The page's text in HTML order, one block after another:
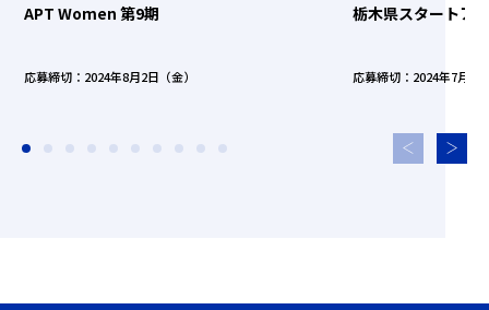
APT Women 第9期
応募締切：2024年8月2日（金）
栃木県スタートア
応募締切：2024年7月19